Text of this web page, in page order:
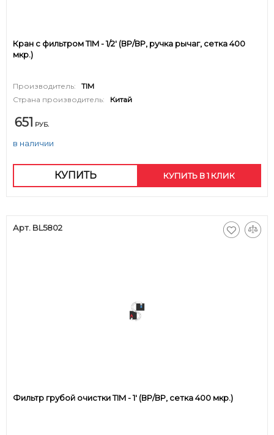
Кран с фильтром TIM - 1/2' (ВР/ВР, ручка рычаг, сетка 400
мкр.)
Производитель:
TIM
Страна производитель:
Китай
651 РУБ.
в наличии
КУПИТЬ КУПИТЬ В 1 КЛИК
Арт. BL5802
Фильтр грубой очистки TIM - 1' (ВР/ВР, сетка 400 мкр.)